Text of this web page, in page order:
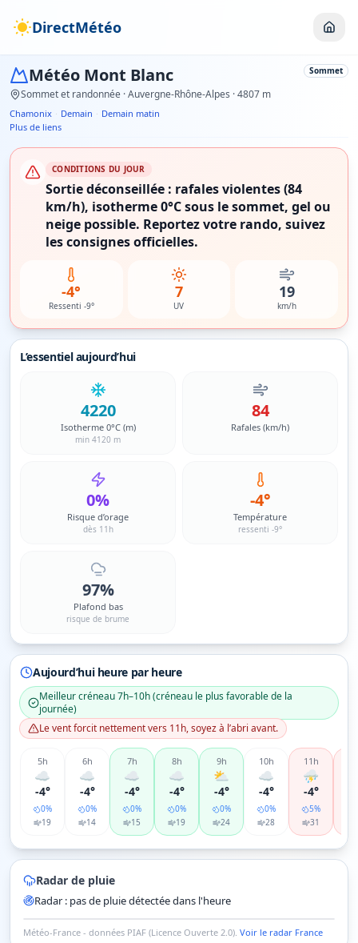
DirectMétéo
Météo Mont Blanc
Sommet et randonnée · Auvergne-Rhône-Alpes · 4807 m
Sommet
Chamonix · Demain · Demain matin
Plus de liens
CONDITIONS DU JOUR
Sortie déconseillée : rafales violentes (84
km/h), isotherme 0°C sous le sommet, gel ou
neige possible. Reportez votre rando, suivez
les consignes officielles.
-4°
Ressenti -9°
7
UV
19
km/h
L’essentiel aujourd’hui
4220
Isotherme 0°C (m)
min 4120 m
84
Rafales (km/h)
0%
Risque d’orage
dès 11h
-4°
Température
ressenti -9°
97%
Plafond bas
risque de brume
Aujourd’hui heure par heure
Meilleur créneau7h–10h(créneau le plus favorable de la
journée)
Le vent forcit nettement vers 11h, soyez à l’abri avant.
5h
☁️
-4°
0%
19
6h
☁️
-4°
0%
14
7h
☁️
-4°
0%
15
8h
☁️
-4°
0%
19
9h
⛅
-4°
0%
24
10h
☁️
-4°
0%
28
11 h
⛈️
-4°
5%
31
Radar de pluie
Radar : pas de pluie détectée dans l'heure
Martigny
Annecy Zermatt
Sierre
Mont Blanc
Radar pluie ·Mont Blanc
Météo-France - données PIAF (Licence Ouverte 2.0). Voir le radar France